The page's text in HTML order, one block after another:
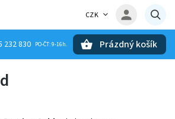
CZK
232 830 Prázdný košík